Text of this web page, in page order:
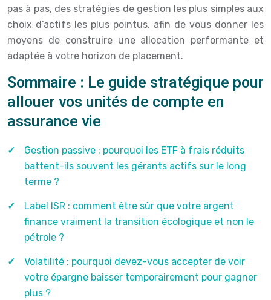
pas à pas, des stratégies de gestion les plus simples aux
choix d’actifs les plus pointus, afin de vous donner les
moyens de construire une allocation performante et
adaptée à votre horizon de placement.
Sommaire : Le guide stratégique pour
allouer vos unités de compte en
assurance vie
Gestion passive : pourquoi les ETF à frais réduits
battent-ils souvent les gérants actifs sur le long
terme ?
Label ISR : comment être sûr que votre argent
finance vraiment la transition écologique et non le
pétrole ?
Volatilité : pourquoi devez-vous accepter de voir
votre épargne baisser temporairement pour gagner
plus ?